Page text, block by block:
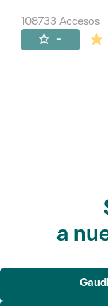
108733 Accesos
-
a